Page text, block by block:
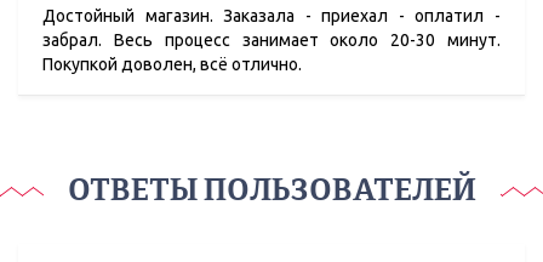
Достойный магазин. Заказала - приехал - оплатил -
забрал. Весь процесс занимает около 20-30 минут.
Покупкой доволен, всё отлично.
ОТВЕТЫ ПОЛЬЗОВАТЕЛЕЙ